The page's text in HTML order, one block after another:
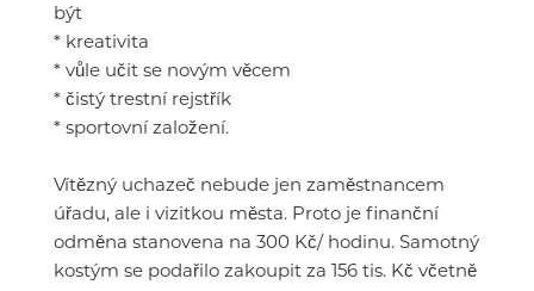
být
* kreativita
* vůle učit se novým věcem
* čistý trestní rejstřík
* sportovní založení.
Vítězný uchazeč nebude jen zaměstnancem
úřadu, ale i vizitkou města. Proto je finanční
odměna stanovena na 300 Kč/ hodinu. Samotný
kostým se podařilo zakoupit za 156 tis. Kč včetně